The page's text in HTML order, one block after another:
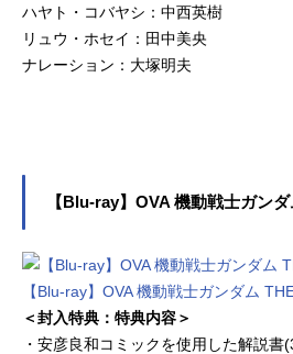
ハヤト・コバヤシ：中西英樹
リュウ・ホセイ：田中美央
ナレーション：大塚明夫
【Blu-ray】OVA 機動戦士ガン
【Blu-ray】OVA 機動戦士ガンダム
＜封入特典：特典内容＞
・安彦良和コミックを使用した解説書